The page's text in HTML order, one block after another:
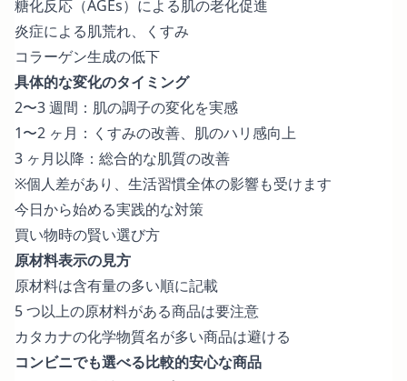
糖化反応（AGEs）による肌の老化促進
炎症による肌荒れ、くすみ
コラーゲン生成の低下
具体的な変化のタイミング
2〜3 週間：肌の調子の変化を実感
1〜2 ヶ月：くすみの改善、肌のハリ感向上
3 ヶ月以降：総合的な肌質の改善
※個人差があり、生活習慣全体の影響も受けます
今日から始める実践的な対策
買い物時の賢い選び方
原材料表示の見方
原材料は含有量の多い順に記載
5 つ以上の原材料がある商品は要注意
カタカナの化学物質名が多い商品は避ける
コンビニでも選べる比較的安心な商品